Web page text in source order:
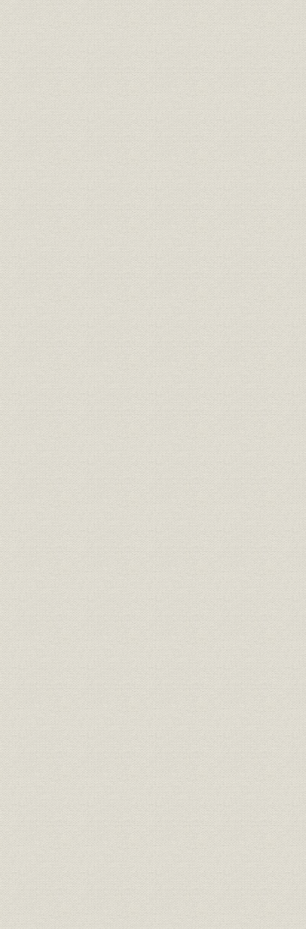
年(1946年
事業所 小倉工場(小倉市赤坂延命寺) [昭和25年
財務・業績 第55~58期の業績
昭和21年
(1950年)9
売上;貿易 輸出関係売上高(当社)
昭和24年
年(1952年
売上
[輸出関係売り上げ高]のうち第
57期の内訳
昭和26年
(1952年)3
財務・業績 第59~64期の業績
昭和25年
年(1953年
設備
アメリカ・ラングストン社製コ
ルゲーター
[昭和27年
財務・業績 第65~67期の業績
昭和28年
年(1955年
財務・業績 第68~79期の業績
昭和30年
(1961年)3
関係会社
関西紙器(株)、東西紙器(株)、関
東紙器(株)本社工場、北海紙器
(株)
昭和30年
年(1959年)]
設備
プリンタースロッター スーパー
2号、スーパー3号 [印刷・溝
切・罫入が同時に可能な横通し
印刷機]
昭和28年
設備
コルゲーター「コンソリマシ
ン」 [(段ボール貼合機)]
昭和31年
財務・業績 第80~84期の業績
昭和36年
(1963年)9
生産
段ボール原紙(全国・当社)と段
ボール(全国・当社)の生産量
昭和26年
(1963年)
組織
本社と東京・大阪両事務所の組
織図
昭和39年
製造工程
コルゲーターにスリッタースコ
アラーを付設したことによる断
裁機作業の削減(略図)
昭和39年
商品 レンカット [昭和41年
組織 [資格制度と職制] [昭和43年
生産
段ボール生産量指数 昭和35年
=100
昭和35年
(1967年)
財務・業績 第85~94期の業績
昭和38年
年(1968年
生産性
生産性の推移 1人当り生産高、
コルゲーター 1時間当り貼合長
さ、プリンタースロッター 1工
数当り通し枚数
昭和35年
年度(1967
設備 利根川製紙工場第3号[抄紙]機 [昭和43年
設備 コルゲーター(東京第一工場) [昭和43年
設備 自動製函機「ABM-68」 [昭和43年
組織;安全管理 安全管理組織図 [昭和44年
設備;経営
[貼合工程の省力化のための]スリ
ッタースコアラー、デリベリー
[昭和39年